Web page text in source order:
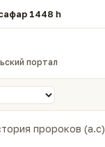
1448 һ.
портал
пророков (а.с)